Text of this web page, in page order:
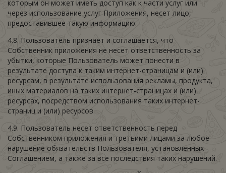
которым он может иметь доступ как к части услуг или
через использование услуг Приложения, несет лицо,
предоставившее такую информацию.
4.8. Пользователь признает и соглашается, что
Собственник приложения не несет ответственность за
убытки, которые Пользователь может понести в
результате доступа к таким интернет-страницам и (или)
ресурсам, в результате использования рекламы, продукта,
иных материалов на таких интернет-страницах и (или)
ресурсах, посредством использования таких интернет-
страниц и (или) ресурсов.
4.9. Пользователь несет ответственность перед
Собственником приложения и третьими лицами за любое
нарушение обязательств Пользователя, установленных
Соглашением, а также за все последствия таких нарушений.